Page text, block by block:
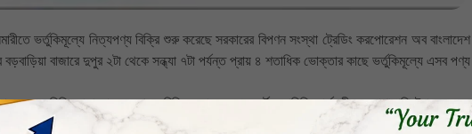
ভর্তুকিমূল্যে নিত্যপণ্য বিক্রি শুরু করেছে সরকারের বিপণন সংস্থা ট্রেডিং করপোরেশন অব বাংলাদেশ
বড়বাড়িয়া বাজারে দুপুর ২টা থেকে সন্ধ্যা ৭টা পর্যন্ত প্রায় ৪ শতাধিক ভোক্তার কাছে ভর্তুকিমূল্যে এসব পণ্য
চিনি,ছোলা,ডাল ও খেজুর বিক্রি করা হচ্ছে। স্মার্ট ফ্যামিলি কার্ডধারীদের পাশাপাশি ট্রাক সেলের